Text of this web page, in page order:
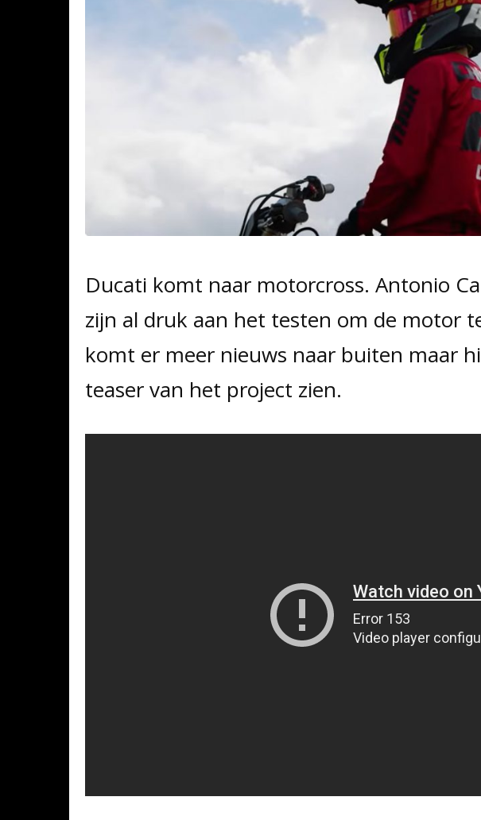
Ducati komt naar motorcross. Antonio
zijn al druk aan het testen om de motor
komt er meer nieuws naar buiten maar
teaser van het project zien.